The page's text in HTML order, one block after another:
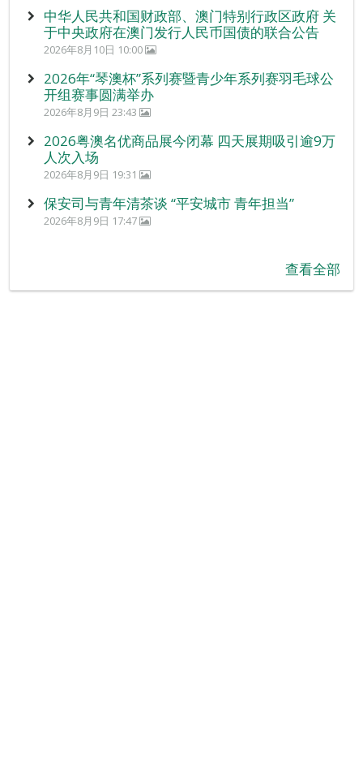
中华人民共和国财政部、澳门特别行政区政府 关
于中央政府在澳门发行人民币国债的联合公告
2026年8月10日 10:00
2026年“琴澳杯”系列赛暨青少年系列赛羽毛球公
开组赛事圆满举办
2026年8月9日 23:43
2026粤澳名优商品展今闭幕 四天展期吸引逾9万
人次入场
2026年8月9日 19:31
保安司与青年清茶谈 “平安城市 青年担当”
2026年8月9日 17:47
查看全部